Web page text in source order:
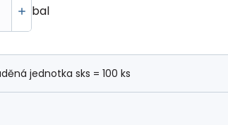
bal
jednotka sks = 100 ks